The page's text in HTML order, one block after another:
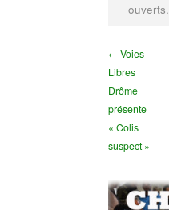
ouverts.
← Voies
Libres
Drôme
présente
« Colis
suspect »